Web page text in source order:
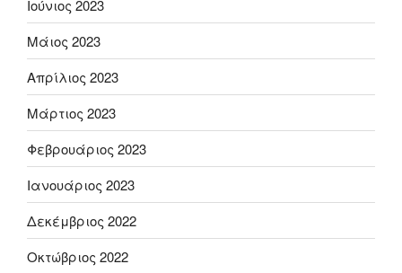
Ιούνιος 2023
Μάιος 2023
Απρίλιος 2023
Μάρτιος 2023
Φεβρουάριος 2023
Ιανουάριος 2023
Δεκέμβριος 2022
Οκτώβριος 2022